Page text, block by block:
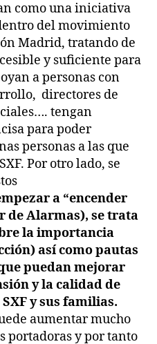
como una iniciativa
del movimiento
Madrid, tratando de
y suficiente para
a personas con
directores de
tengan
para poder
personas a las que
Por otro lado, se
a “encender
de Alarmas), se trata
la importancia
así como pautas
puedan mejorar
y la calidad de
y sus familias.
aumentar mucho
portadoras y por tanto